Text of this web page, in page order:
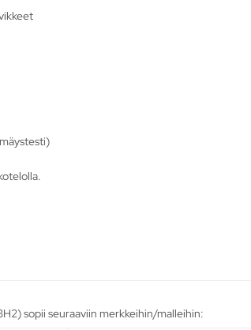
sopii seuraaviin merkkeihin/malleihin: